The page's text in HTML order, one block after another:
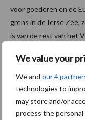
We value your
We and our 4
technologies to
may store and/or
process the personal
voor goederen en de
grens in de Ierse Zee,
is van de rest van het
handel van dien.
LTO Nederland
Aanbevolen